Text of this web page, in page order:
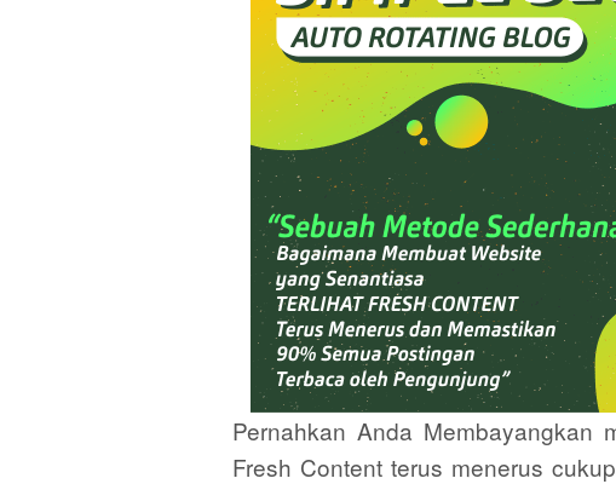
Pernahkan Anda Membayangkan
Fresh Content terus menerus